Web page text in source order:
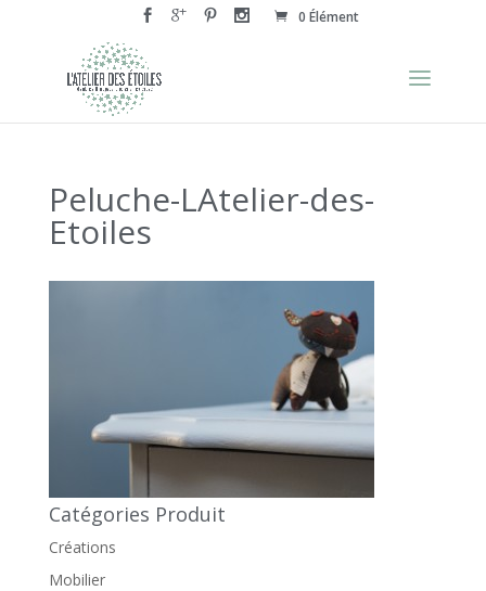
0 Élément
Peluche-LAtelier-des-
Etoiles
Catégories Produit
Créations
Mobilier